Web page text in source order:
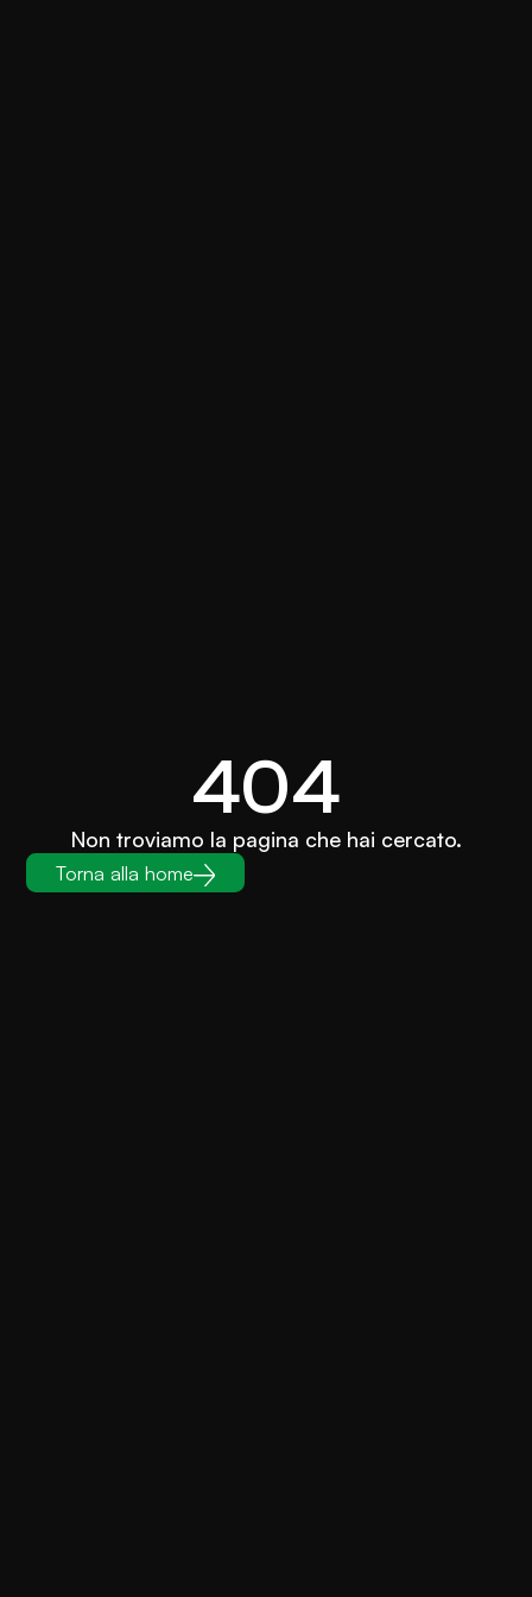
404
Non troviamo la pagina che hai cercato.
Torna alla home